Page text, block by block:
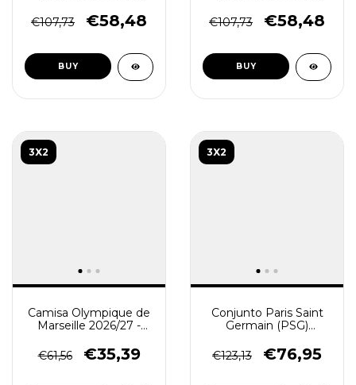
Treino Masculino - Azul
Escuro - Branco
€107,73 €58,48
BUY
Treino Masculino - Azul
Escuro
€107,73 €58,48
BUY
3X2
Camisa Olympique de
Marseille 2026/27 -
Verde
€61,56 €35,39
3X2
Conjunto Paris Saint
Germain (PSG)
Calça - Treino
Masculina - Preta
€123,13 €76,95